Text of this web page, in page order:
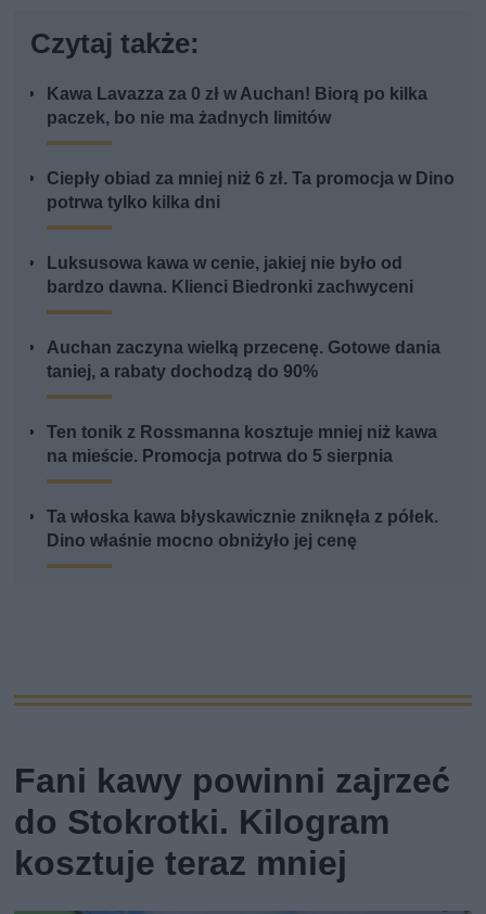
Czytaj także:
Kawa Lavazza za 0 zł w Auchan! Biorą po kilka
paczek, bo nie ma żadnych limitów
Ciepły obiad za mniej niż 6 zł. Ta promocja w Dino
potrwa tylko kilka dni
Luksusowa kawa w cenie, jakiej nie było od
bardzo dawna. Klienci Biedronki zachwyceni
Auchan zaczyna wielką przecenę. Gotowe dania
taniej, a rabaty dochodzą do 90%
Ten tonik z Rossmanna kosztuje mniej niż kawa
na mieście. Promocja potrwa do 5 sierpnia
Ta włoska kawa błyskawicznie zniknęła z półek.
Dino właśnie mocno obniżyło jej cenę
Fani kawy powinni zajrzeć
do Stokrotki. Kilogram
kosztuje teraz mniej